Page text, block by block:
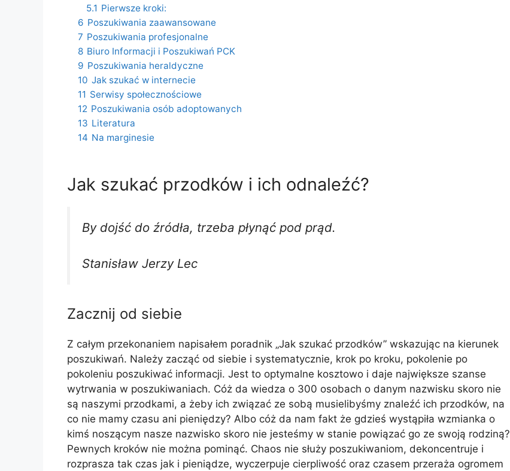
5.1 Pierwsze kroki:
6 Poszukiwania zaawansowane
7 Poszukiwania profesjonalne
8 Biuro Informacji i Poszukiwań PCK
9 Poszukiwania heraldyczne
10 Jak szukać w internecie
11 Serwisy społecznościowe
12 Poszukiwania osób adoptowanych
13 Literatura
14 Na marginesie
Jak szukać przodków i ich odnaleźć?
By dojść do źródła, trzeba płynąć pod prąd.
Stanisław Jerzy Lec
Zacznij od siebie
Z całym przekonaniem napisałem poradnik „Jak szukać przodków” wskazując na kierunek
poszukiwań. Należy zacząć od siebie i systematycznie, krok po kroku, pokolenie po
pokoleniu poszukiwać informacji. Jest to optymalne kosztowo i daje największe szanse
wytrwania w poszukiwaniach. Cóż da wiedza o 300 osobach o danym nazwisku skoro nie
są naszymi przodkami, a żeby ich związać ze sobą musielibyśmy znaleźć ich przodków, na
co nie mamy czasu ani pieniędzy? Albo cóż da nam fakt że gdzieś wystąpiła wzmianka o
kimś noszącym nasze nazwisko skoro nie jesteśmy w stanie powiązać go ze swoją rodziną?
Pewnych kroków nie można pominąć. Chaos nie służy poszukiwaniom, dekoncentruje i
rozprasza tak czas jak i pieniądze, wyczerpuje cierpliwość oraz czasem przeraża ogromem